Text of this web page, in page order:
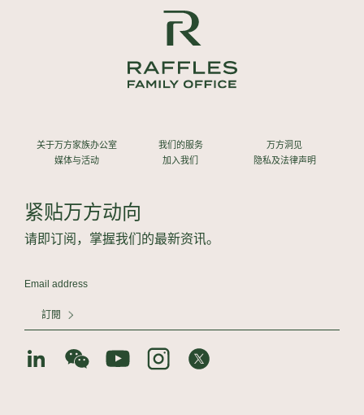
关于万方家族办公室
媒体与活动
我们的服务
加入我们
万方洞见
隐私及法律声明
紧贴万方动向
请即订阅，掌握我们的最新资讯。
訂閱